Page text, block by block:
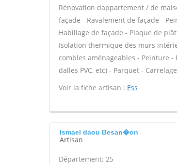
Rénovation dappartement / de
façade - Ravalement de façade -
Habillage de façade - Plaque de
Isolation thermique des murs
combles aménageables - Peinture
dalles PVC, etc) - Parquet -
Voir la fiche artisan : Ess
Ismael daou Besan�on
Artisan
Département: 25